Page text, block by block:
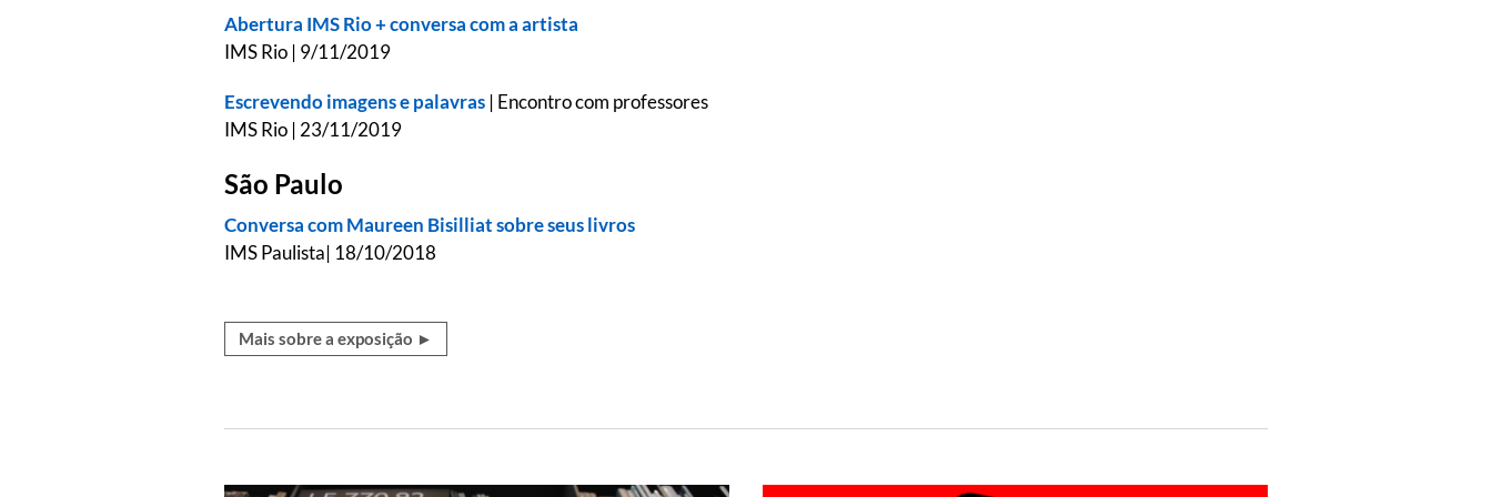
Abertura IMS Rio + conversa com a artista
IMS Rio | 9/11/2019
Escrevendo imagens e palavras | Encontro com professores
IMS Rio | 23/11/2019
São Paulo
Conversa com Maureen Bisilliat sobre seus livros
IMS Paulista| 18/10/2018
Mais sobre a exposição ►